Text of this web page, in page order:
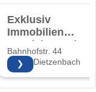
Exklusiv
Immobilien
Vertriebs GmbH
Bahnhofstr. 44
63128 Dietzenbach
❯